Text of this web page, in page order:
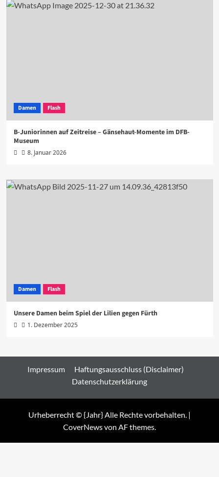
Damen Flash
B-Juniorinnen auf Zeitreise – Gänsehaut-Momente im DFB-
Museum
8. Januar 2026
Damen Flash
Unsere Damen beim Spiel der Lilien gegen Fürth
1. Dezember 2025
Impressum
Haftungsausschluss (Disclaimer)
Datenschutzerklärung
Urheberrecht © {Jahr} Alle Rechte vorbehalten. |
CoverNewsvon AF themes.